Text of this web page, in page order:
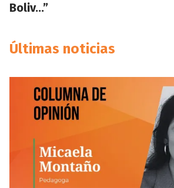
Boliv…”
Últimas noticias